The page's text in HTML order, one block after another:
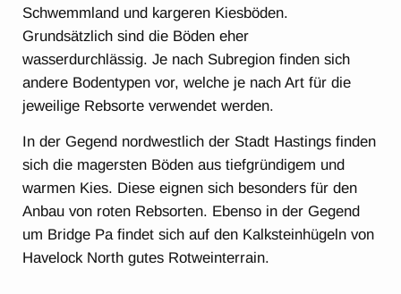
Schwemmland und kargeren Kiesböden.
Grundsätzlich sind die Böden eher
wasserdurchlässig. Je nach Subregion finden sich
andere Bodentypen vor, welche je nach Art für die
jeweilige Rebsorte verwendet werden.
In der Gegend nordwestlich der Stadt Hastings finden
sich die magersten Böden aus tiefgründigem und
warmen Kies. Diese eignen sich besonders für den
Anbau von roten Rebsorten. Ebenso in der Gegend
um Bridge Pa findet sich auf den Kalksteinhügeln von
Havelock North gutes Rotweinterrain.